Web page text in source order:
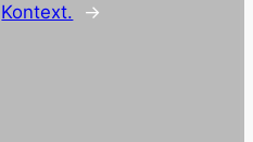
Kontext.
→